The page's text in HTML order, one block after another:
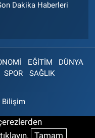
Dakika Haberleri
EĞİTİM
DÜNYA
SPOR SAĞLIK
Bilişim
Tamam